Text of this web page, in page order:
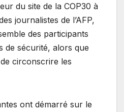
du site de la COP30 à
journalistes de l’AFP,
des participants
de sécurité, alors que
circonscrire les
ont démarré sur le